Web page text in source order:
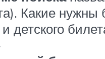
Какие
и детского